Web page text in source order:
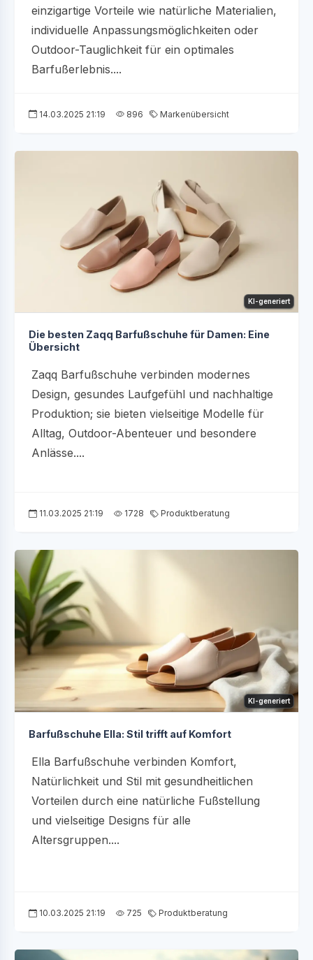
einzigartige Vorteile wie natürliche Materialien,
individuelle Anpassungsmöglichkeiten oder
Outdoor-Tauglichkeit für ein optimales
Barfußerlebnis....
14.03.2025 21:19 896 Markenübersicht
KI-generiert
Die besten Zaqq Barfußschuhe für Damen: Eine
Übersicht
Zaqq Barfußschuhe verbinden modernes
Design, gesundes Laufgefühl und nachhaltige
Produktion; sie bieten vielseitige Modelle für
Alltag, Outdoor-Abenteuer und besondere
Anlässe....
11.03.2025 21:19 1728 Produktberatung
KI-generiert
Barfußschuhe Ella: Stil trifft auf Komfort
Ella Barfußschuhe verbinden Komfort,
Natürlichkeit und Stil mit gesundheitlichen
Vorteilen durch eine natürliche Fußstellung
und vielseitige Designs für alle
Altersgruppen....
10.03.2025 21:19 725 Produktberatung